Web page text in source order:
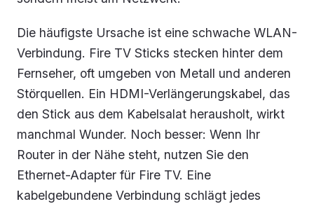
Die häufigste Ursache ist eine schwache WLAN-
Verbindung. Fire TV Sticks stecken hinter dem
Fernseher, oft umgeben von Metall und anderen
Störquellen. Ein HDMI-Verlängerungskabel, das
den Stick aus dem Kabelsalat herausholt, wirkt
manchmal Wunder. Noch besser: Wenn Ihr
Router in der Nähe steht, nutzen Sie den
Ethernet-Adapter für Fire TV. Eine
kabelgebundene Verbindung schlägt jedes